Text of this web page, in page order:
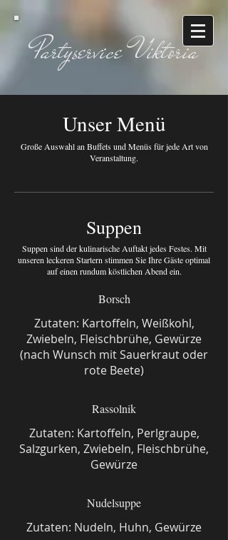
Partyservice Viktoria
Unser Menü
Große Auswahl an Buffets und Menüs für jede Art von
Veranstaltung.
Suppen
Suppen sind der kulinarische Auftakt jedes Festes. Mit
unseren leckeren Startern stimmen Sie Ihre Gäste optimal
auf einen rundum köstlichen Abend ein.
Borsch
Zutaten: Kartoffeln, Weißkohl,
Zwiebeln, Fleischbrühe, Gewürze
(nach Wunsch mit Sauerkraut oder
rote Beete)
Rassolnik
Zutaten: Kartoffeln, Perlgraupe,
Salzgurken, Zwiebeln, Fleischbrühe,
Gewürze
Nudelsuppe
Zutaten: Nudeln, Huhn, Gewürze